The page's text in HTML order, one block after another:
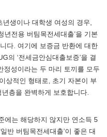
생이나 대학생 여성의 경우,
년전용 버팀목전세대출’을 기본
다. 여기에 보증금 반환에 대한
의 ‘전세금안심대출보증’을 결
정성이라는 두 마리 토끼를 모두
상적인 형태로, 초기 자본이 부
층을 완벽하게 보호합니다.
에는 해당하지 않지만 연소득 5
반 버팀목전세대출’이 좋은 대